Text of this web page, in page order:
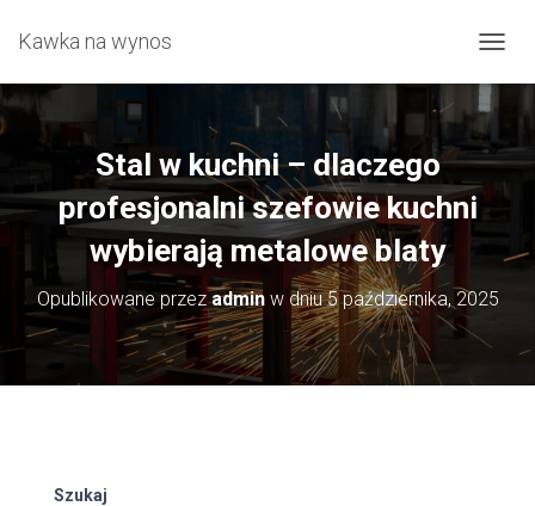
Kawka na wynos
R
I
Stal w kuchni – dlaczego
profesjonalni szefowie kuchni
wybierają metalowe blaty
Opublikowane przezadminw dniu5 października, 2025
Szukaj